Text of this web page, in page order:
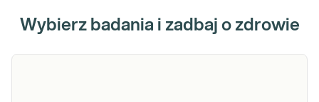
Wybierz badania i zadbaj o zdrowie